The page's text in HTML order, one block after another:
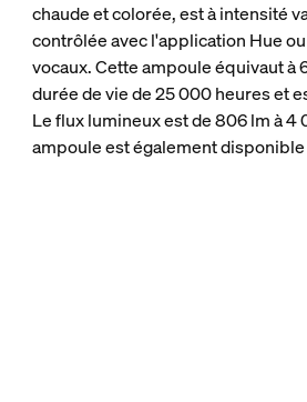
chaude et colorée, est à intensité
contrôlée avec l'application Hue
vocaux. Cette ampoule équivaut à
durée de vie de 25 000 heures et
Le flux lumineux est de 806 lm à 4
ampoule est également disponible